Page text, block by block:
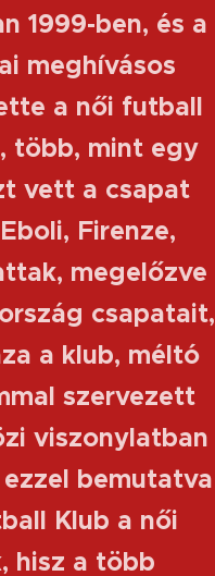
1999-ben, és a
meghívásos
a női futball
több, mint egy
vett a csapat
Firenze,
megelőzve
csapatait,
a klub, méltó
szervezett
viszonylatban
bemutatva
Klub a női
hisz a több